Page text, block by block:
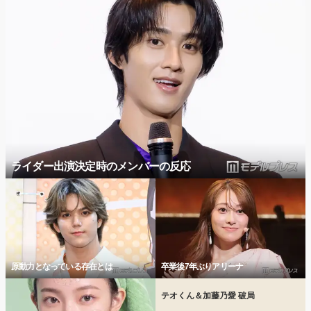
ライダー出演決定時のメンバーの反応
原動力となっている存在とは 卒業後7年ぶりアリーナ
テオくん＆加藤乃愛 破局